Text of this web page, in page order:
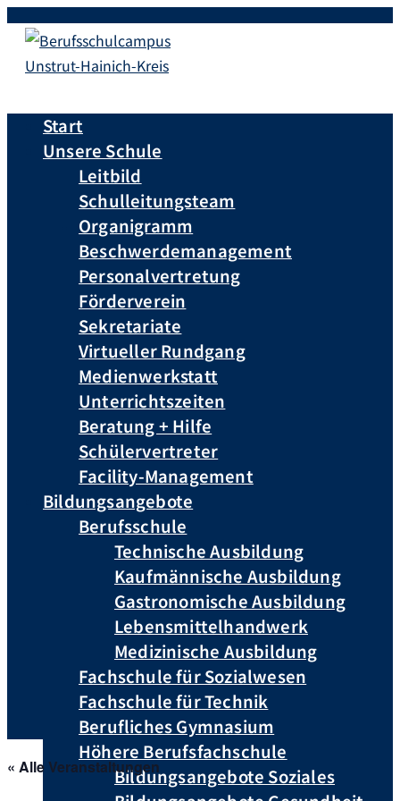
Start
Unsere Schule
Leitbild
Schulleitungsteam
Organigramm
Beschwerdemanagement
Personalvertretung
Förderverein
Sekretariate
Virtueller Rundgang
Medienwerkstatt
Unterrichtszeiten
Beratung + Hilfe
Schülervertreter
Facility-Management
Bildungsangebote
Berufsschule
Technische Ausbildung
Kaufmännische Ausbildung
Gastronomische Ausbildung
Lebensmittelhandwerk
Medizinische Ausbildung
Fachschule für Sozialwesen
Fachschule für Technik
Berufliches Gymnasium
Höhere Berufsfachschule
Bildungsangebote Soziales
« Alle Veranstaltungen